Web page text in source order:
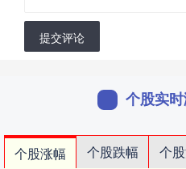
提交评论
个股实
个股涨幅 个股跌幅 个